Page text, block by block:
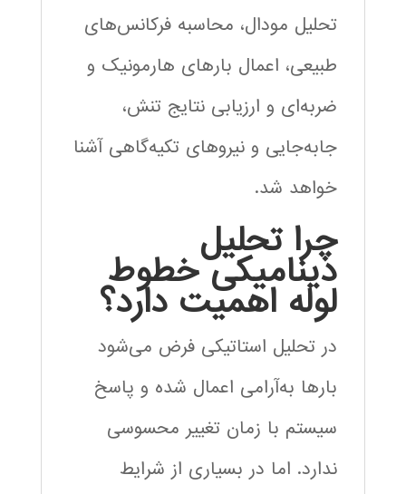
تحلیل مودال، محاسبه فرکانس‌های
طبیعی، اعمال بارهای هارمونیک و
ضربه‌ای و ارزیابی نتایج تنش،
جابه‌جایی و نیروهای تکیه‌گاهی آشنا
خواهد شد.
چرا تحلیل
دینامیکی خطوط
لوله اهمیت دارد؟
در تحلیل استاتیکی فرض می‌شود
بارها به‌آرامی اعمال شده و پاسخ
سیستم با زمان تغییر محسوسی
ندارد. اما در بسیاری از شرایط